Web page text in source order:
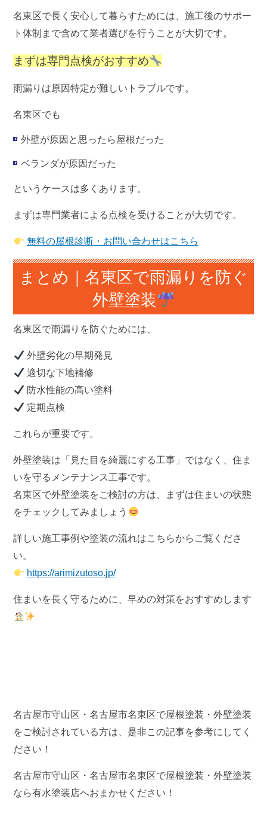
名東区で長く安心して暮らすためには、施工後のサポー
ト体制まで含めて業者選びを行うことが大切です。
まずは専門点検がおすすめ
雨漏りは原因特定が難しいトラブルです。
名東区でも
外壁が原因と思ったら屋根だった
ベランダが原因だった
というケースは多くあります。
まずは専門業者による点検を受けることが大切です。
無料の屋根診断・お問い合わせはこちら
まとめ｜名東区で雨漏りを防ぐ
外壁塗装
名東区で雨漏りを防ぐためには、
外壁劣化の早期発見
適切な下地補修
防水性能の高い塗料
定期点検
これらが重要です。
外壁塗装は「見た目を綺麗にする工事」ではなく、住ま
いを守るメンテナンス工事です。
名東区で外壁塗装をご検討の方は、まずは住まいの状態
をチェックしてみましょう
詳しい施工事例や塗装の流れはこちらからご覧くださ
い。
https://arimizutoso.jp/
住まいを長く守るために、早めの対策をおすすめします
名古屋市守山区・名古屋市名東区で屋根塗装・外壁塗装
をご検討されている方は、是非この記事を参考にしてく
ださい！
名古屋市守山区・名古屋市名東区で屋根塗装・外壁塗装
なら有水塗装店へおまかせください！